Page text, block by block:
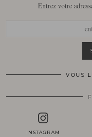
Entrez votre
VOUS
INSTAGRAM